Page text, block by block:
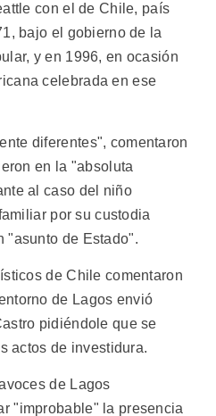
con el de Chile, país
bajo el gobierno de la
y en 1996, en ocasión
celebrada en ese
diferentes", comentaron
en la "absoluta
al caso del niño
por su custodia
"asunto de Estado".
de Chile comentaron
de Lagos envió
pidiéndole que se
actos de investidura.
de Lagos
"improbable" la presencia